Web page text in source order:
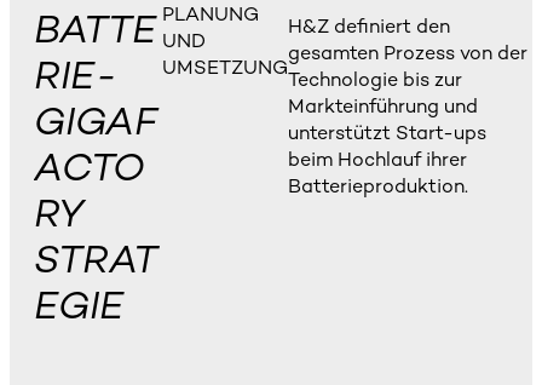
BATTE
RIE-
GIGAF
ACTO
RY
STRAT
EGIE
PLANUNG
UND
UMSETZUNG
H&Z definiert den
gesamten Prozess von der
Technologie bis zur
Markteinführung und
unterstützt Start-ups
beim Hochlauf ihrer
Batterieproduktion.